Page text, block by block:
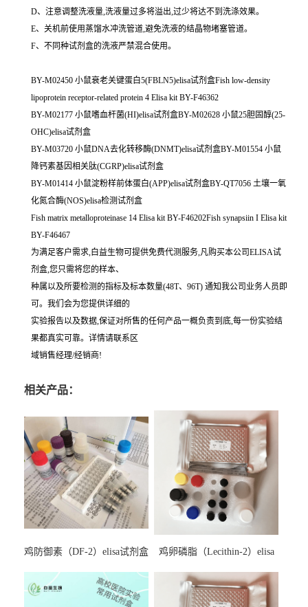
D、注意调整洗液量,洗液量过多将溢出,过少将达不到洗涤效果。
E、关机前使用蒸馏水冲洗管道,避免洗液的结晶物堵塞管道。
F、不同种试剂盒的洗液严禁混合使用。
BY-M02450 小鼠衰老关键蛋白5(FBLN5)elisa试剂盒Fish low-density
lipoprotein receptor-related protein 4 Elisa kit BY-F46362
BY-M02177 小鼠嗜血杆菌(HI)elisa试剂盒BY-M02628 小鼠25胆固醇(25-
OHC)elisa试剂盒
BY-M03720 小鼠DNA去化转移酶(DNMT)elisa试剂盒BY-M01554 小鼠
降钙素基因相关肽(CGRP)elisa试剂盒
BY-M01414 小鼠淀粉样前体蛋白(APP)elisa试剂盒BY-QT7056 土壤一氧
化氮合酶(NOS)elisa检测试剂盒
Fish matrix metalloproteinase 14 Elisa kit BY-F46202Fish synapsiin I Elisa kit
BY-F46467
为满足客户需求,白益生物可提供免费代测服务,凡购买本公司ELISA试
剂盒,您只需将您的样本、
种属以及所要检测的指标及标本数量(48T、96T) 通知我公司业务人员即
可。我们会为您提供详细的
实验报告以及数据,保证对所售的任何产品一概负责到底,每一份实验结
果都真实可靠。详情请联系区
域销售经理/经销商!
相关产品：
鸡防御素（DF-2）elisa试剂盒
鸡卵磷脂（Lecithin-2）elisa